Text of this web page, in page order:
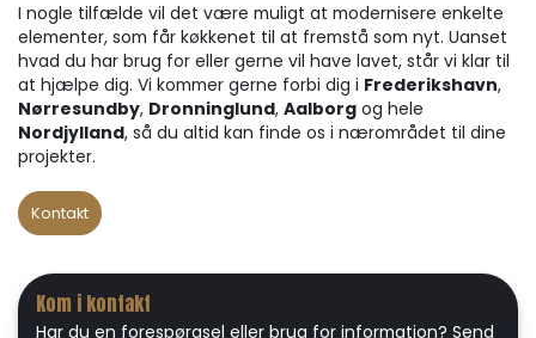
I nogle tilfælde vil det være muligt at modernisere enkelte
elementer, som får køkkenet til at fremstå som nyt. Uanset
hvad du har brug for eller gerne vil have lavet, står vi klar til
at hjælpe dig. Vi kommer gerne forbi dig i Frederikshavn,
Nørresundby, Dronninglund, Aalborg og hele
Nordjylland, så du altid kan finde os i nærområdet til dine
projekter.
Kontakt
Kom i kontakt
Har du en forespørgsel eller brug for information? Send